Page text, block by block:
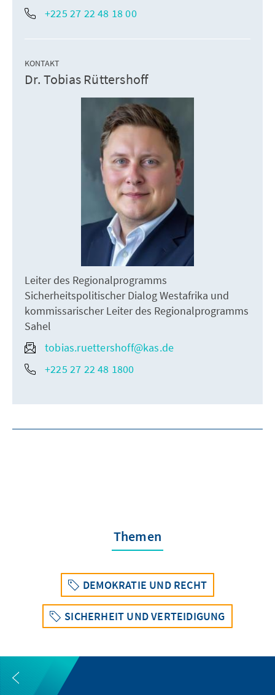
+225 27 22 48 18 00
KONTAKT
Dr. Tobias Rüttershoff
Leiter des Regionalprogramms
Sicherheitspolitischer Dialog Westafrika und
kommissarischer Leiter des Regionalprogramms
Sahel
tobias.ruettershoff@kas.de
+225 27 22 48 1800
Themen
DEMOKRATIE UND RECHT
SICHERHEIT UND VERTEIDIGUNG